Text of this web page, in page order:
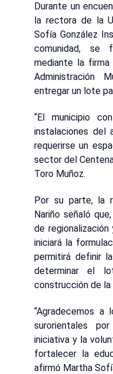
Durante un
la rectora de la
Sofía González
comunidad, se
mediante la
Administración
entregar un lote
“El municipio
instalaciones del
requerirse un
sector del
Toro Muñoz.
Por su parte, la
Nariño señaló
de
iniciará la
permitirá definir
determinar el
construcción de la
“Agradecemos a
surorientales
iniciativa y la
fortalecer la
afirmó Martha